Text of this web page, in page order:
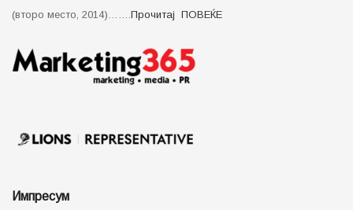
(второ место, 2014)……. Прочитај ПОВЕЌЕ
Импресум